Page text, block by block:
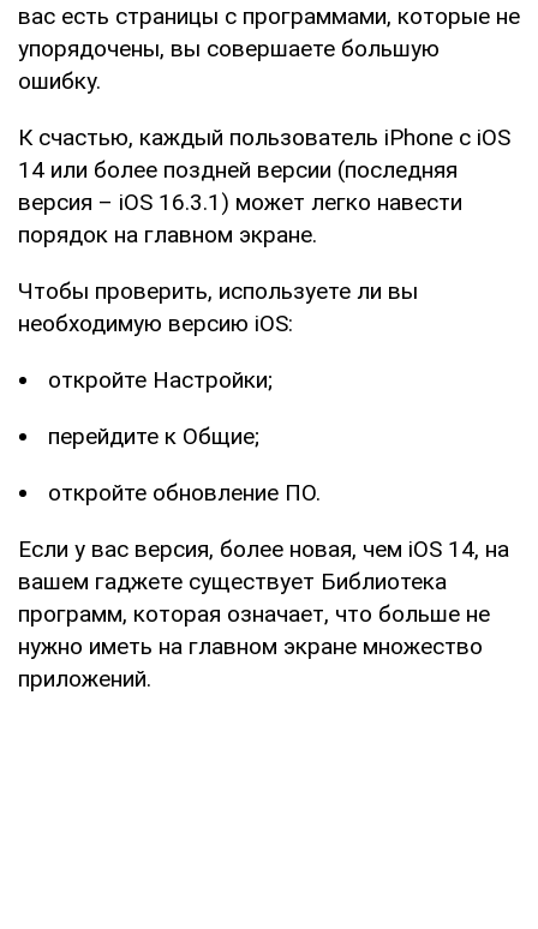
вас есть страницы с программами, которые не
упорядочены, вы совершаете большую
ошибку.
К счастью, каждый пользователь iPhone с iOS
14 или более поздней версии (последняя
версия – iOS 16.3.1) может легко навести
порядок на главном экране.
Чтобы проверить, используете ли вы
необходимую версию iOS:
откройте Настройки;
перейдите к Общие;
откройте обновление ПО.
Если у вас версия, более новая, чем iOS 14, на
вашем гаджете существует Библиотека
программ, которая означает, что больше не
нужно иметь на главном экране множество
приложений.